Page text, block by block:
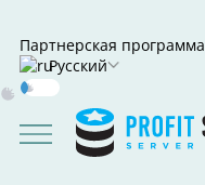
Партнерская программа
Русский
Mode